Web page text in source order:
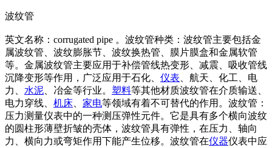
波纹管
英文名称：corrugated pipe 。波纹管种类：波纹管主要包括金
属波纹管、波纹膨胀节、波纹换热管、膜片膜盒和金属软管
等。金属波纹管主要应用于补偿管线热变形、减震、吸收管线
沉降变形等作用，广泛应用于石化、 仪表 、航天、化工、电
力、 水泥 、冶金等行业。 塑料等其他材质波纹管在介质输送、
电力穿线、 机床 家电等领域有着不可替代的作用。波纹管：
压力测量仪表中的一种测压弹性元件。它是具有多个横向波纹
的圆柱形薄壁折皱的壳体，波纹管具有弹性，在压力、轴向
力、横向力或弯矩作用下能产生位移。波纹管在仪器仪表中应